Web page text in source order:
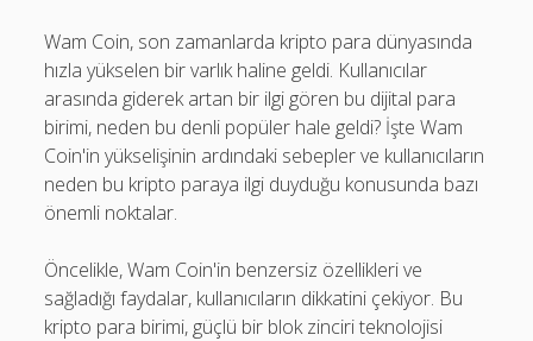
Wam Coin, son zamanlarda kripto para dünyasında
hızla yükselen bir varlık haline geldi. Kullanıcılar
arasında giderek artan bir ilgi gören bu dijital para
birimi, neden bu denli popüler hale geldi? İşte Wam
Coin'in yükselişinin ardındaki sebepler ve kullanıcıların
neden bu kripto paraya ilgi duyduğu konusunda bazı
önemli noktalar.
Öncelikle, Wam Coin'in benzersiz özellikleri ve
sağladığı faydalar, kullanıcıların dikkatini çekiyor. Bu
kripto para birimi, güçlü bir blok zinciri teknolojisi